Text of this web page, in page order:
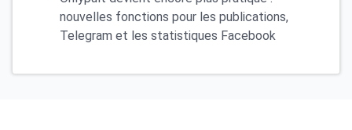
nouvelles fonctions pour les publications,
Telegram et les statistiques Facebook